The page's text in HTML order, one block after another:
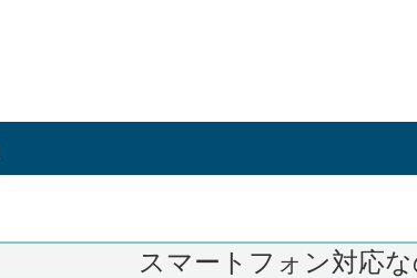
スマートフォン対応